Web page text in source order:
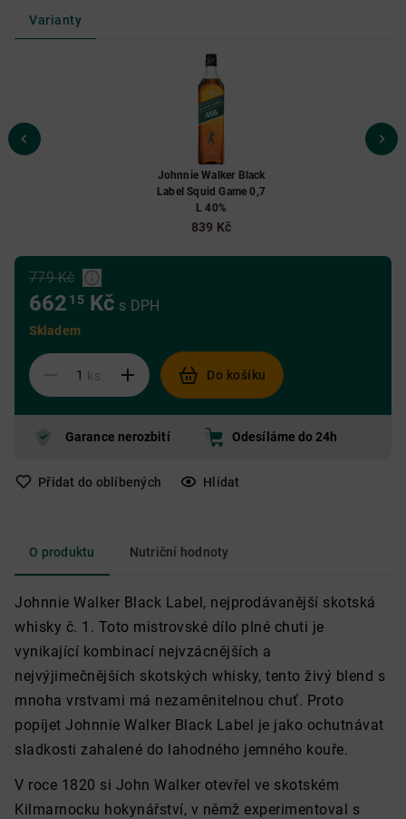
Varianty
Johnnie Walker Black
Label Squid Game 0,7
L 40%
839 Kč
779 Kč
662 15Kč s DPH
Skladem
ks Do košíku
Garance nerozbití Odesíláme do 24h
Přidat do oblíbených Hlídat
O produktu Nutriční hodnoty
Johnnie Walker Black Label, nejprodávanější skotská
whisky č. 1. Toto mistrovské dílo plné chuti je
vynikající kombinací nejvzácnějších a
nejvýjimečnějších skotských whisky, tento živý blend s
mnoha vrstvami má nezaměnitelnou chuť. Proto
popíjet Johnnie Walker Black Label je jako ochutnávat
sladkosti zahalené do lahodného jemného kouře.
V roce 1820 si John Walker otevřel ve skotském
Kilmarnocku hokynářství, v němž experimentoval s